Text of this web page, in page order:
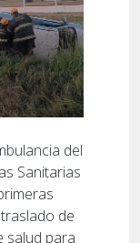
del
Sanitarias
de
salud para